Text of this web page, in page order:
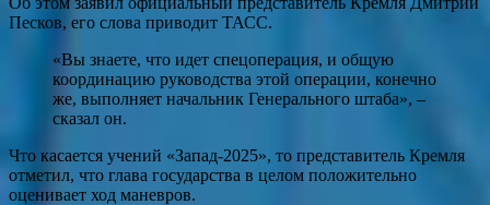
Песков, его слова приводит ТАСС.
«Вы знаете, что идет спецоперация, и общую
координацию руководства этой операции, конечно
же, выполняет начальник Генерального штаба», –
сказал он.
Что касается учений «Запад-2025», то представитель Кремля
отметил, что глава государства в целом положительно
оценивает ход маневров.